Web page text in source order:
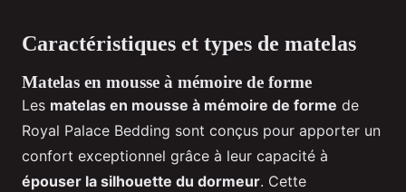
Caractéristiques et types de matelas
Matelas en mousse à mémoire de forme
Les matelas en mousse à mémoire de forme de
Royal Palace Bedding sont conçus pour apporter un
confort exceptionnel grâce à leur capacité à
épouser la silhouette du dormeur. Cette